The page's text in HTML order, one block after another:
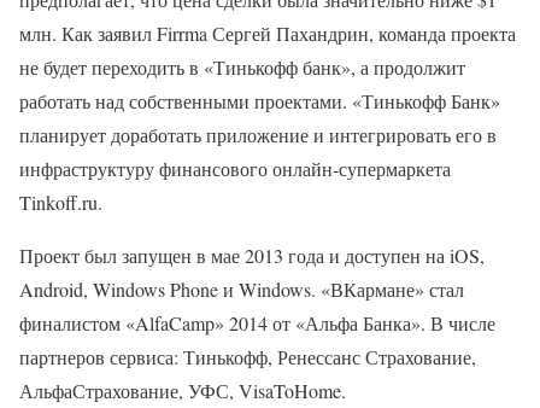
млн. Как заявил Firrma Сергей Пахандрин, команда проекта
не будет переходить в «Тинькофф банк», а продолжит
работать над собственными проектами. «Тинькофф Банк»
планирует доработать приложение и интегрировать его в
инфраструктуру финансового онлайн-супермаркета
Tinkoff.ru.
Проект был запущен в мае 2013 года и доступен на iOS,
Android, Windows Phone и Windows. «ВКармане» стал
финалистом «AlfaCamp» 2014 от «Альфа Банка». В числе
партнеров сервиса: Тинькофф, Ренессанс Страхование,
АльфаСтрахование, УФС, VisaToHome.